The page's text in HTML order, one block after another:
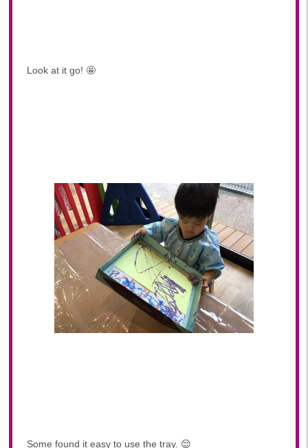
Look at it go! 🤩
Some found it easy to use the tray. 😌